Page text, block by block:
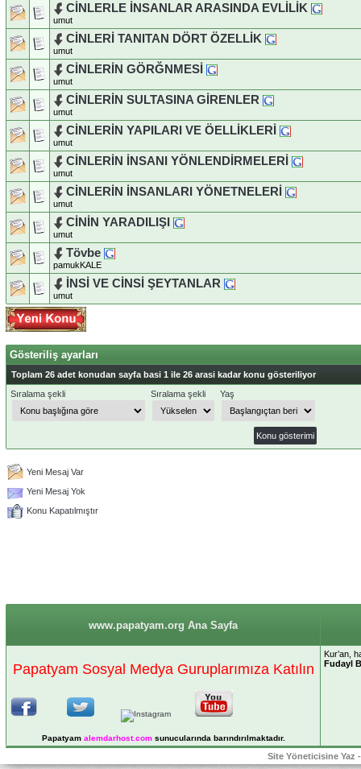
CİNLERLE İNSANLAR ARASINDA EVLİLİK
umut
CİNLERİ TANITAN DÖRT ÖZELLİK
umut
CİNLERİN GÖRĞNMESİ
umut
CİNLERİN SULTASINA GİRENLER
umut
CİNLERİN YAPILARI VE ÖELLİKLERİ
umut
CİNLERİN İNSANI YÖNLENDİRMELERİ
umut
CİNLERİN İNSANLARI YÖNETNELERİ
umut
CİNİN YARADILIŞI
umut
Tövbe
pamukKALE
İNSİ VE CİNSİ ŞEYTANLAR
umut
Gösteriliş ayarları
Toplam 26 adet konudan sayfa basi 1 ile 26 arasi kadar konu gösteriliyor
Sıralama şekli
Sıralama şekli Yaş
Yeni Mesaj Var
Yeni Mesaj Yok
Konu Kapatılmıştır
www.papatyam.org Ana Sayfa
Papatyam Sosyal Medya Guruplarımıza Katılın
Papatyam alemdarhost.comsunucularında barındırılmaktadır.
Kur’an,
Fudayl
Site Yöneticisine Yaz